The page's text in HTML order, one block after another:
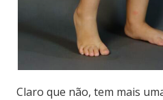
Claro que não, tem mais